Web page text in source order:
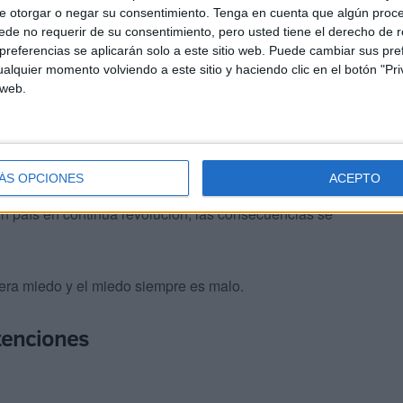
otorgar o negar su consentimiento. Tenga en cuenta que algún
no requerir de su consentimiento, pero usted tiene el derecho de
se aplicarán solo a este sitio web. Puede cambiar sus
momento volviendo a este sitio y haciendo clic en el botón
OPCIONES ACEPTO
. Sobre todo, lo que pasa en el norte, en donde
contactos familiares.
se van a notaren la inmigración directa, en
reactivación de la aduana comercial.
país en continua revolución, las consecuencias se
miedo y el miedo siempre es malo.